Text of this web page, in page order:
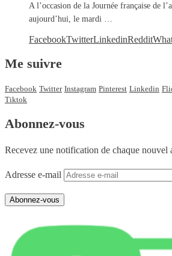
A l’occasion de la Journée française de
aujourd’hui, le mardi …
FacebookTwitterLinkedinReddit
Me suivre
Facebook Twitter Instagram Pinterest Linkedin
Tiktok
Abonnez-vous
Recevez une notification de chaque nouvel
Adresse e-mail
Abonnez-vous